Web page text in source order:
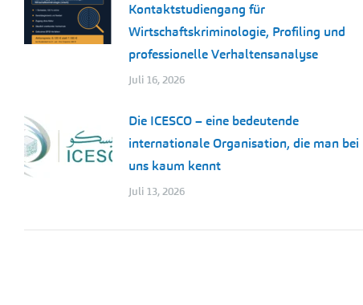
Kontaktstudiengang für
Wirtschaftskriminologie, Profiling und
professionelle Verhaltensanalyse
Juli 16, 2026
Die ICESCO – eine bedeutende
internationale Organisation, die man bei
uns kaum kennt
Juli 13, 2026